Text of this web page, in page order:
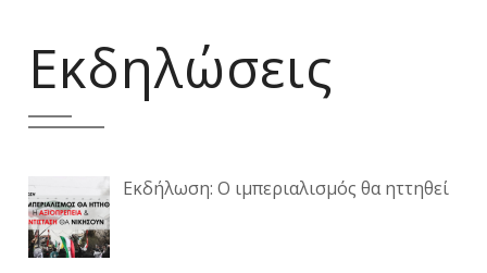
Εκδηλώσεις
Εκδήλωση: Ο ιμπεριαλισμός θα ηττηθεί